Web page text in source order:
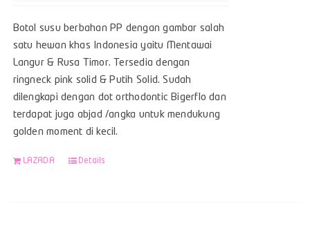
Botol susu berbahan PP dengan gambar salah
satu hewan khas Indonesia yaitu Mentawai
Langur & Rusa Timor. Tersedia dengan
ringneck pink solid & Putih Solid. Sudah
dilengkapi dengan dot orthodontic Bigerflo dan
terdapat juga abjad /angka untuk mendukung
golden moment di kecil.
LAZADA Details